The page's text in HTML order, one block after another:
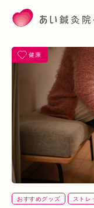
健康
おすすめグッズ ストレ